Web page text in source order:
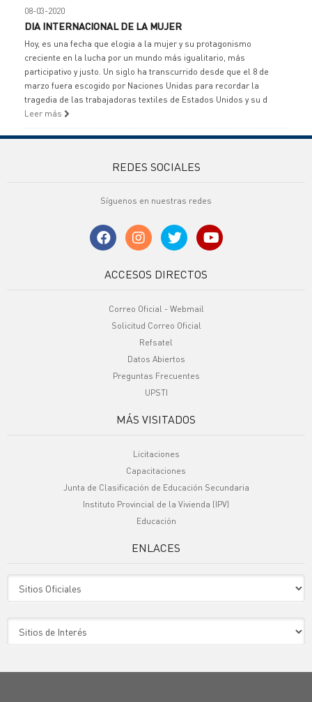
08-03-2020
DIA INTERNACIONAL DE LA MUJER
Hoy, es una fecha que elogia a la mujer y su protagonismo
creciente en la lucha por un mundo más igualitario, más
participativo y justo. Un siglo ha transcurrido desde que el 8 de
marzo fuera escogido por Naciones Unidas para recordar la
tragedia de las trabajadoras textiles de Estados Unidos y su d
Leer más
REDES SOCIALES
Síguenos en nuestras redes
ACCESOS DIRECTOS
Correo Oficial - Webmail
Solicitud Correo Oficial
Refsatel
Datos Abiertos
Preguntas Frecuentes
UPSTI
MÁS VISITADOS
Licitaciones
Capacitaciones
Junta de Clasificación de Educación Secundaria
Instituto Provincial de la Vivienda (IPV)
Educación
ENLACES